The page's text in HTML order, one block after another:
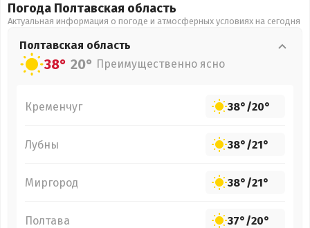
Погода Полтавская область
Актуальная информация о погоде и атмосферных условиях на сегодня
Полтавская область
38° 20° Преимущественно ясно
Кременчуг 38°/20°
Лубны 38°/21°
Миргород 38°/21°
Полтава 37°/20°